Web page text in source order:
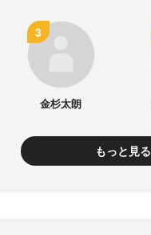
金杉太朗
もっと見る